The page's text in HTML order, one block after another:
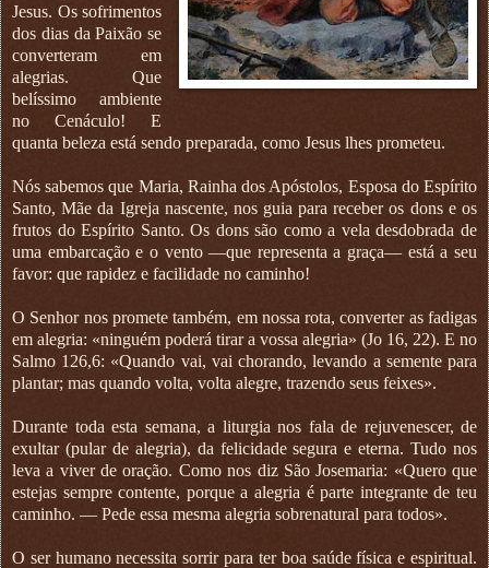
Jesus. Os sofrimentos
dos dias da Paixão se
converteram em
alegrias. Que
belíssimo ambiente
no Cenáculo! E
quanta beleza está sendo preparada, como Jesus lhes prometeu.
Nós sabemos que Maria, Rainha dos Apóstolos, Esposa do Espírito
Santo, Mãe da Igreja nascente, nos guia para receber os dons e os
frutos do Espírito Santo. Os dons são como a vela desdobrada de
uma embarcação e o vento —que representa a graça— está a seu
favor: que rapidez e facilidade no caminho!
O Senhor nos promete também, em nossa rota, converter as fadigas
em alegria: «ninguém poderá tirar a vossa alegria» (Jo 16, 22). E no
Salmo 126,6: «Quando vai, vai chorando, levando a semente para
plantar; mas quando volta, volta alegre, trazendo seus feixes».
Durante toda esta semana, a liturgia nos fala de rejuvenescer, de
exultar (pular de alegria), da felicidade segura e eterna. Tudo nos
leva a viver de oração. Como nos diz São Josemaria: «Quero que
estejas sempre contente, porque a alegria é parte integrante de teu
caminho. — Pede essa mesma alegria sobrenatural para todos».
O ser humano necessita sorrir para ter boa saúde física e espiritual.